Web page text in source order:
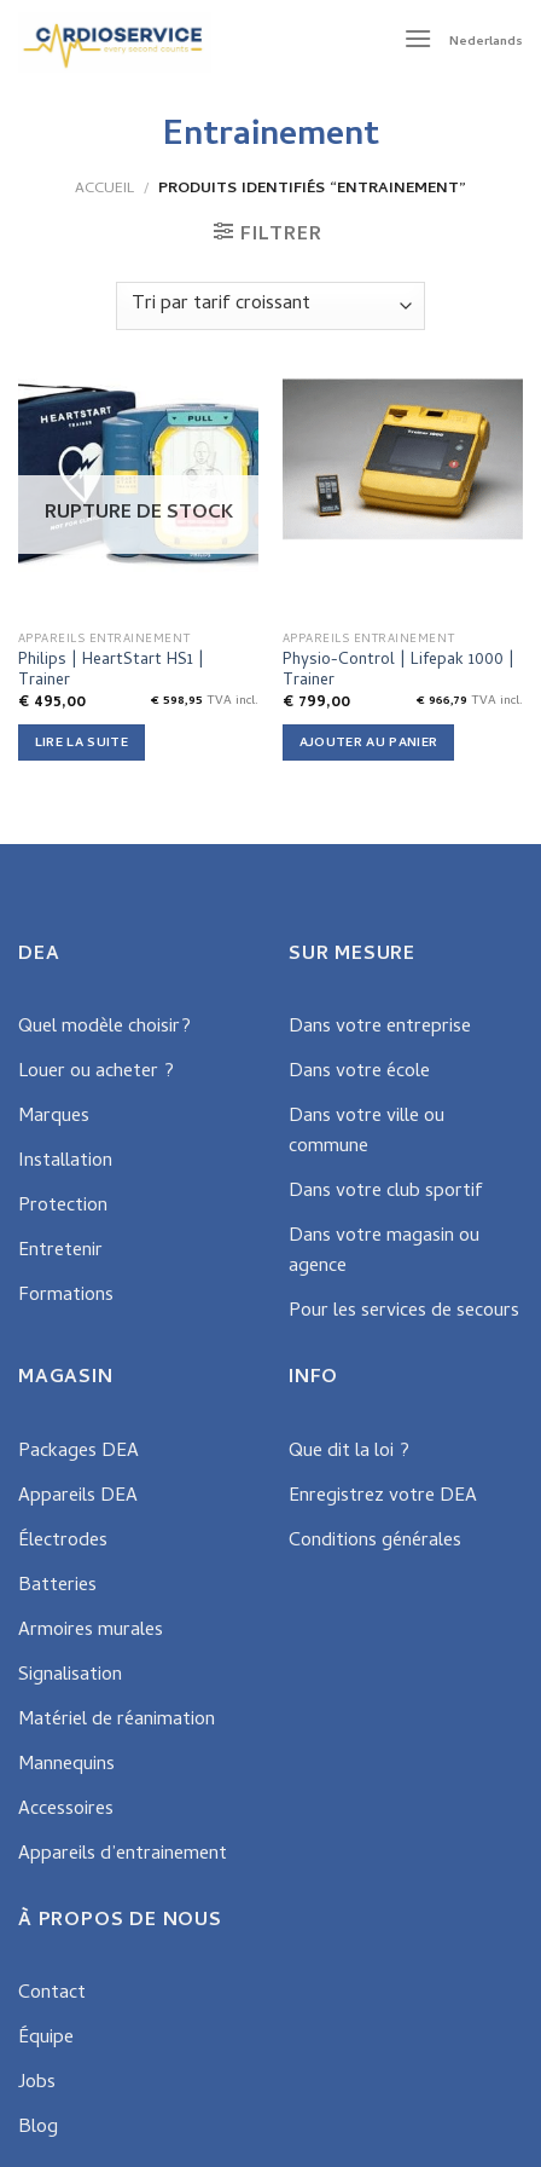
content
Nederlands
Entrainement
ACCUEIL / PRODUITS IDENTIFIÉS “ENTRAINEMENT”
FILTRER
RUPTURE DE STOCK
APPAREILS ENTRAINEMENT
Philips | HeartStart HS1 |
Trainer
€495,00 €598,95 TVA incl.
LIRE LA SUITE
APPAREILS ENTRAINEMENT
Physio-Control | Lifepak 1000 |
Trainer
€799,00 €966,79 TVA incl.
AJOUTER AU PANIER
DEA
Quel modèle choisir?
Louer ou acheter ?
Marques
Installation
Protection
Entretenir
Formations
SUR MESURE
Dans votre entreprise
Dans votre école
Dans votre ville ou
commune
Dans votre club sportif
Dans votre magasin ou
agence
Pour les services de secours
MAGASIN
Packages DEA
Appareils DEA
Électrodes
Batteries
Armoires murales
Signalisation
Matériel de réanimation
Mannequins
Accessoires
Appareils d’entrainement
INFO
Que dit la loi ?
Enregistrez votre DEA
Conditions générales
À PROPOS DE NOUS
Contact
Équipe
Jobs
Blog